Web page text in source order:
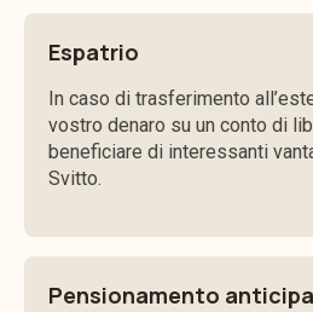
Espatrio
In caso di trasferimento
vostro denaro su un conto di
beneficiare di interessanti
Svitto.
Pensionamento